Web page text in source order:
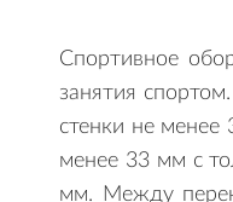
Спортивное
занятия
стенки не
менее 33 мм с
мм. Между